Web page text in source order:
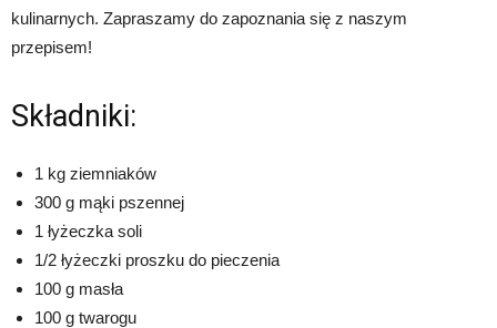
kulinarnych. Zapraszamy do zapoznania się z naszym
przepisem!
Składniki:
1 kg ziemniaków
300 g mąki pszennej
1 łyżeczka soli
1/2 łyżeczki proszku do pieczenia
100 g masła
100 g twarogu